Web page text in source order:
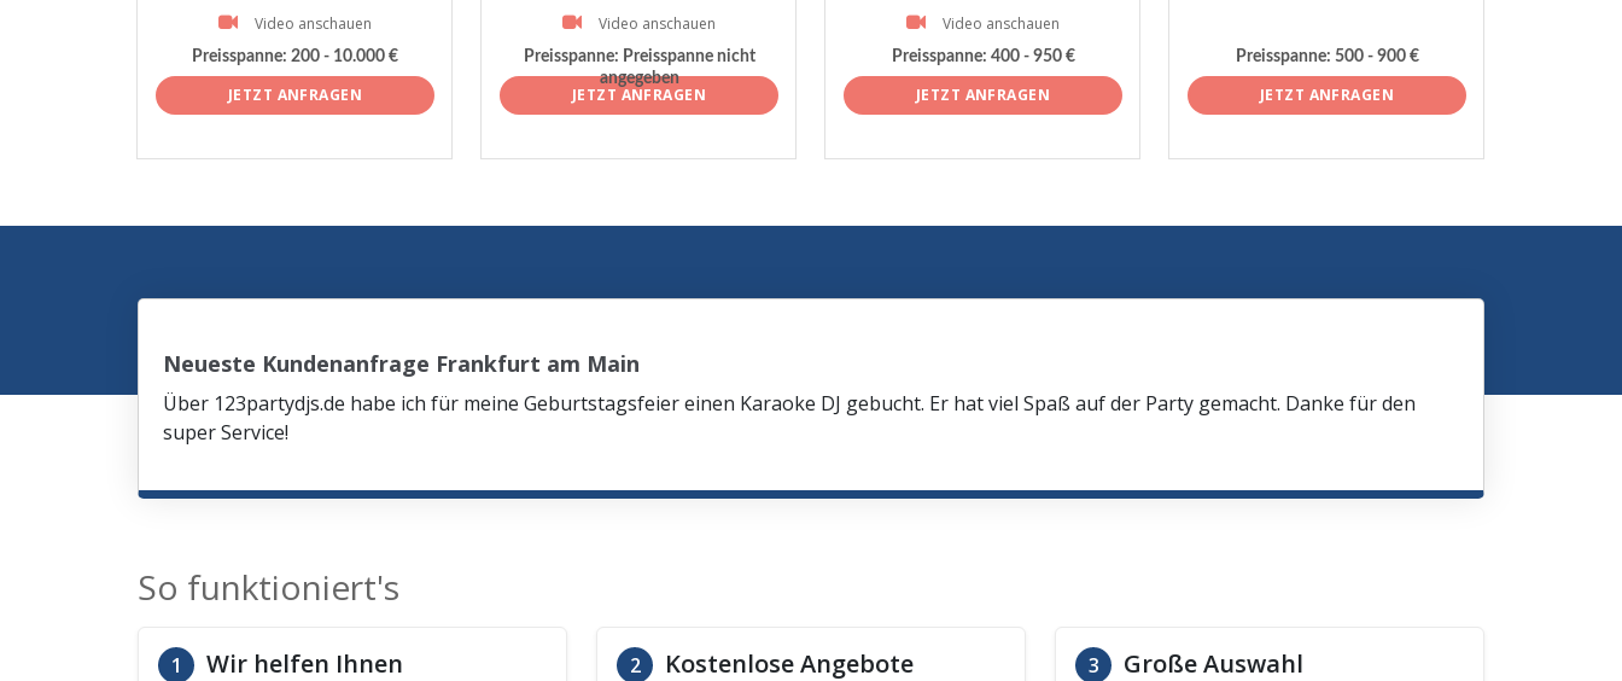
Video anschauen
Preisspanne: 200 - 10.000 €
JETZT ANFRAGEN
Video anschauen
Preisspanne: Preisspanne nicht
angegeben
JETZT ANFRAGEN
Video anschauen
Preisspanne: 400 - 950 €
JETZT ANFRAGEN
Preisspanne: 500 - 900 €
JETZT ANFRAGEN
Neueste Kundenanfrage Frankfurt am Main
Über 123partydjs.de habe ich für meine Geburtstagsfeier einen Karaoke DJ gebucht. Er hat viel Spaß auf der Party gemacht. Danke für den
super Service!
So funktioniert's
1 Wir helfen Ihnen 2 Kostenlose Angebote 3 Große Auswahl